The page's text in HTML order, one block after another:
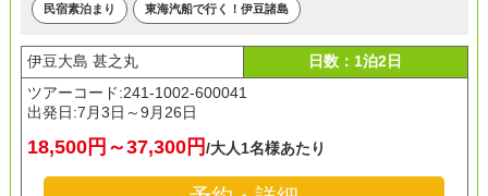
民宿素泊まり 東海汽船で行く！伊豆諸島
伊豆大島 甚之丸
日数：1泊2日
ツアーコード:241-1002-600041
出発日:7月3日～9月26日
18,500円～37,300円/大人1名様あたり